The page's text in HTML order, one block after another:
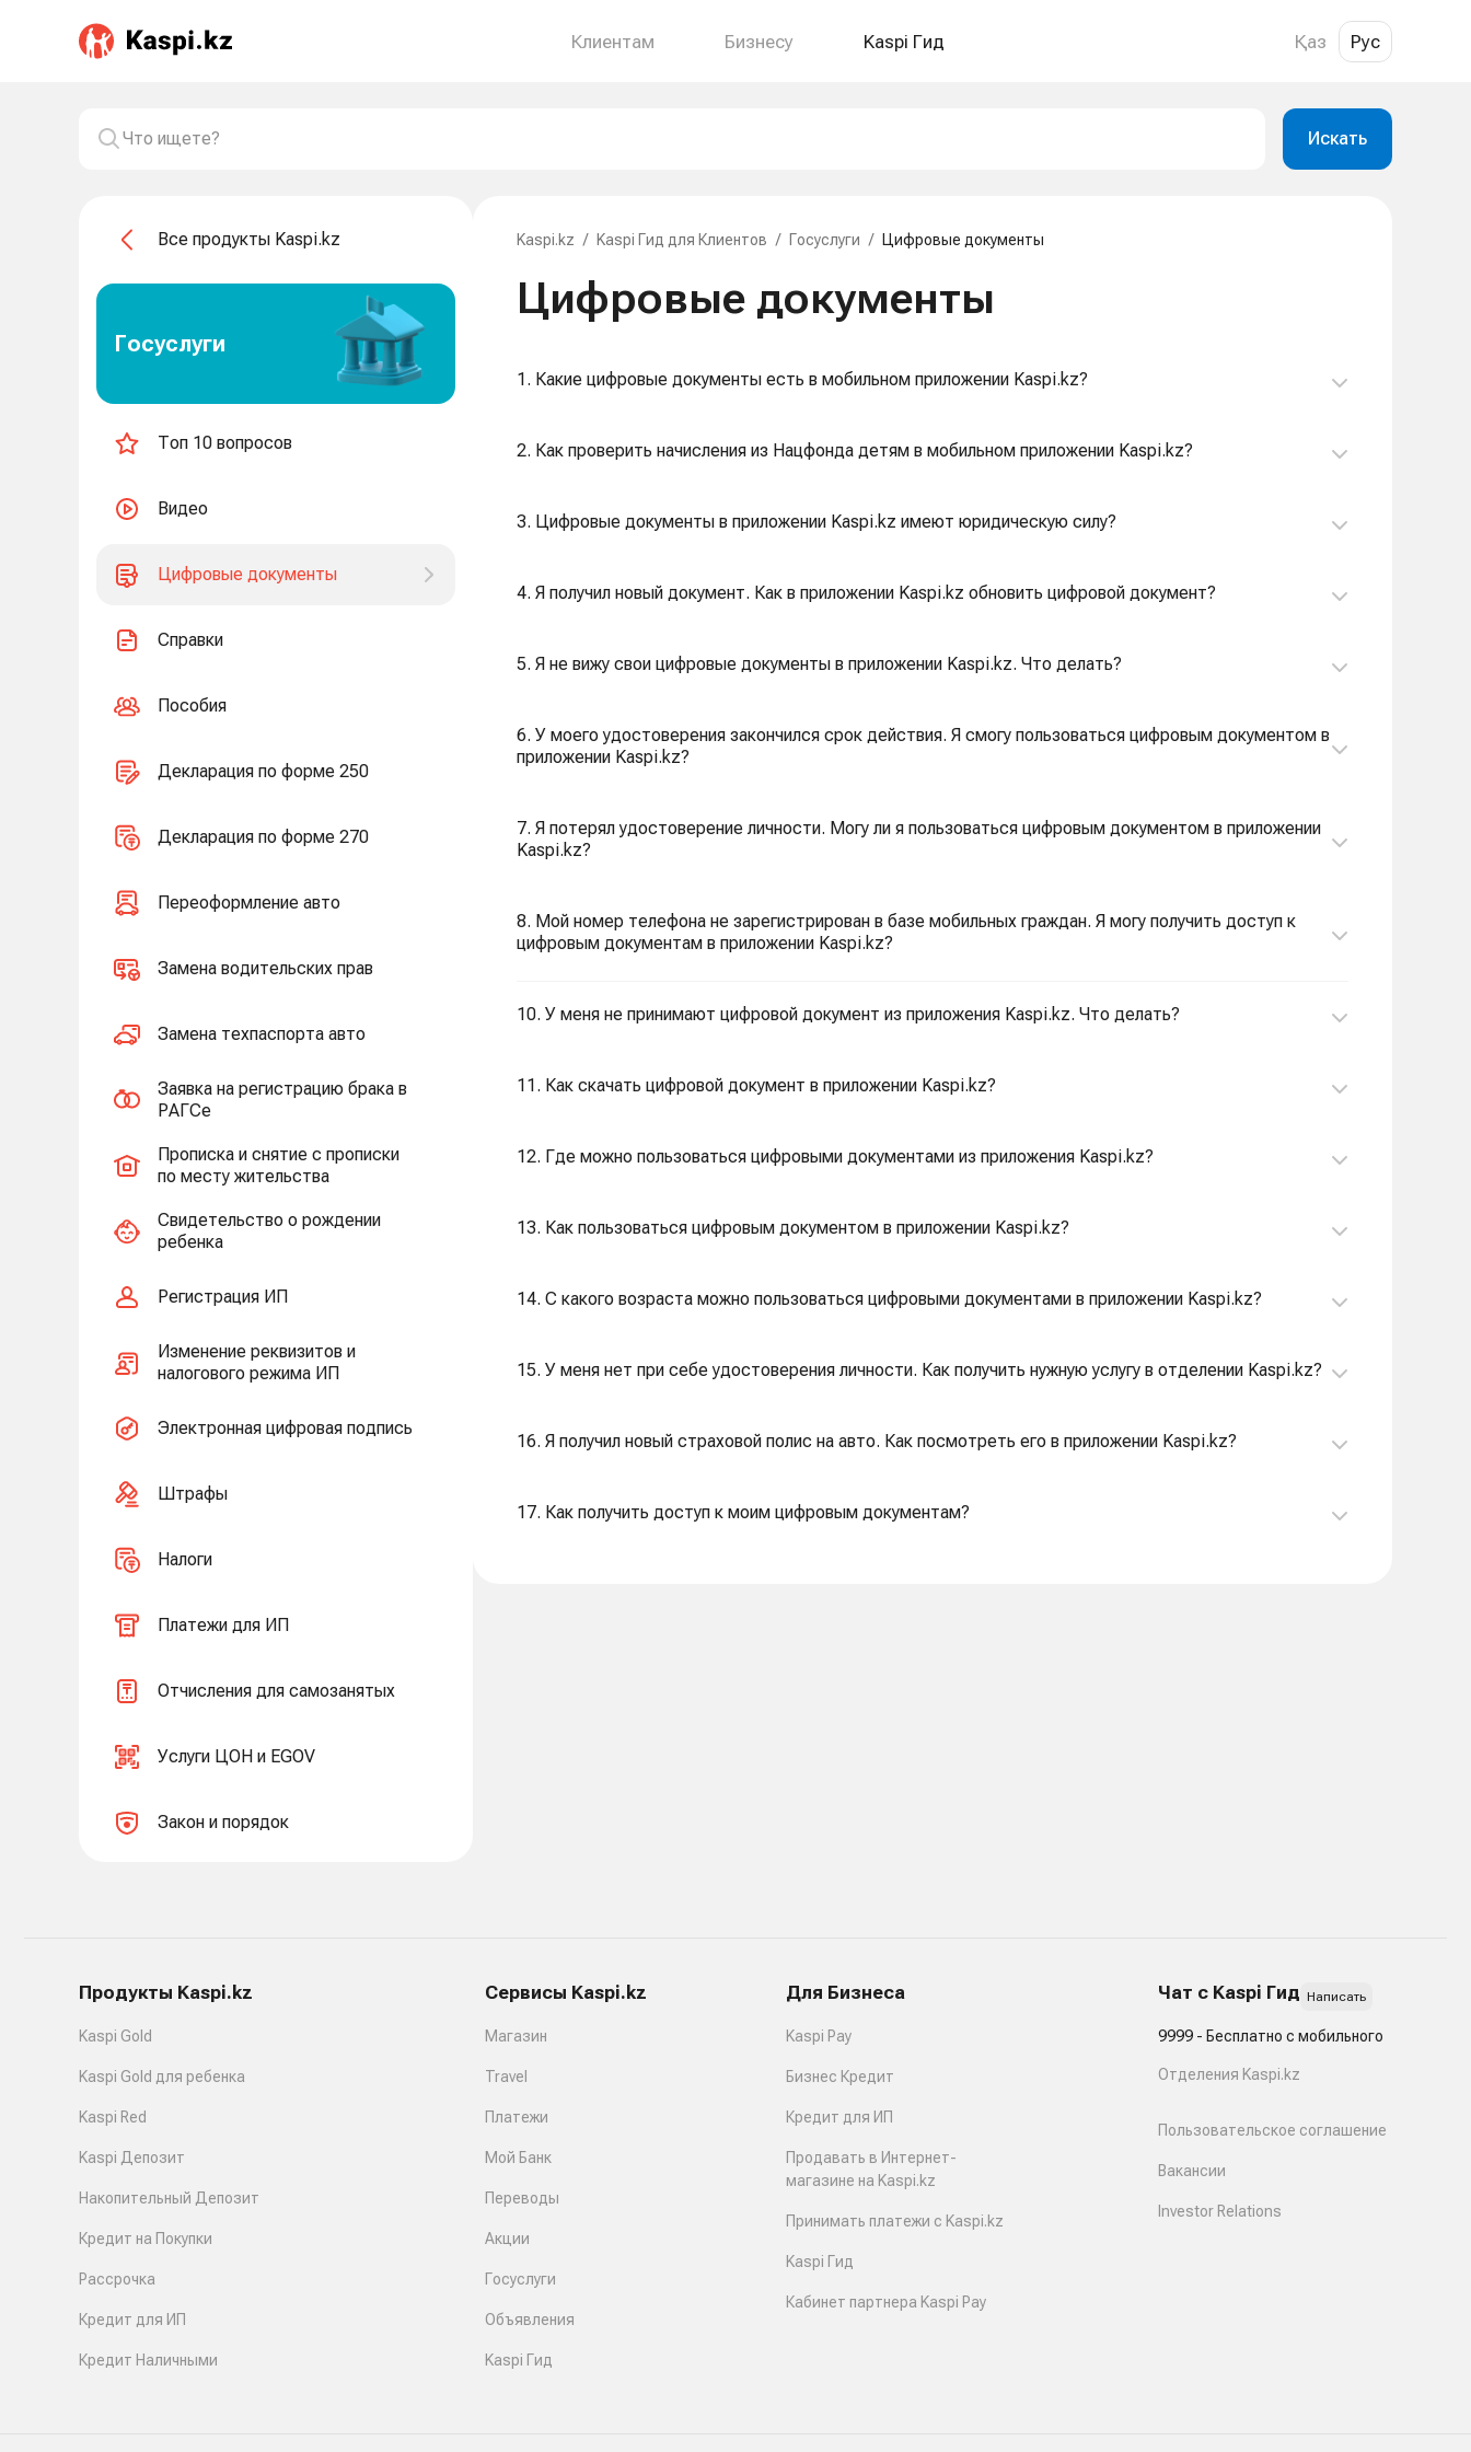
Клиентам Бизнесу Kaspi Гид Қаз Рус
Искать
Все продукты Kaspi.kz
Госуслуги
Топ 10 вопросов
Видео
Цифровые документы
Справки
Пособия
Декларация по форме 250
Декларация по форме 270
Переоформление авто
Замена водительских прав
Замена техпаспорта авто
Заявка на регистрацию брака в
РАГСе
Прописка и снятие с прописки
по месту жительства
Свидетельство о рождении
ребенка
Регистрация ИП
Изменение реквизитов и
налогового режима ИП
Электронная цифровая подпись
Штрафы
Налоги
Платежи для ИП
Отчисления для самозанятых
Услуги ЦОН и EGOV
Закон и порядок
Kaspi.kz / Kaspi Гид для Клиентов / Госуслуги / Цифровые документы
Цифровые документы
1. Какие цифровые документы есть в мобильном приложении Kaspi.kz?
2. Как проверить начисления из Нацфонда детям в мобильном приложении Kaspi.kz?
3. Цифровые документы в приложении Kaspi.kz имеют юридическую силу?
4. Я получил новый документ. Как в приложении Kaspi.kz обновить цифровой документ?
5. Я не вижу свои цифровые документы в приложении Kaspi.kz. Что делать?
6. У моего удостоверения закончился срок действия. Я смогу пользоваться цифровым документом в
приложении Kaspi.kz?
7. Я потерял удостоверение личности. Могу ли я пользоваться цифровым документом в приложении
Kaspi.kz?
8. Мой номер телефона не зарегистрирован в базе мобильных граждан. Я могу получить доступ к
цифровым документам в приложении Kaspi.kz?
10. У меня не принимают цифровой документ из приложения Kaspi.kz. Что делать?
11. Как скачать цифровой документ в приложении Kaspi.kz?
12. Где можно пользоваться цифровыми документами из приложения Kaspi.kz?
13. Как пользоваться цифровым документом в приложении Kaspi.kz?
14. С какого возраста можно пользоваться цифровыми документами в приложении Kaspi.kz?
15. У меня нет при себе удостоверения личности. Как получить нужную услугу в отделении Kaspi.kz?
16. Я получил новый страховой полис на авто. Как посмотреть его в приложении Kaspi.kz?
17. Как получить доступ к моим цифровым документам?
Продукты Kaspi.kz
Kaspi Gold
Kaspi Gold для ребенка
Kaspi Red
Kaspi Депозит
Накопительный Депозит
Кредит на Покупки
Рассрочка
Кредит для ИП
Кредит Наличными
Сервисы Kaspi.kz
Магазин
Travel
Платежи
Мой Банк
Переводы
Акции
Госуслуги
Объявления
Kaspi Гид
Для Бизнеса
Kaspi Pay
Бизнес Кредит
Кредит для ИП
Продавать в Интернет-
магазине на Kaspi.kz
Принимать платежи с Kaspi.kz
Kaspi Гид
Кабинет партнера Kaspi Pay
Чат с Kaspi Гид Написать
9999 - Бесплатно с мобильного
Отделения Kaspi.kz
Пользовательское соглашение
Вакансии
Investor Relations